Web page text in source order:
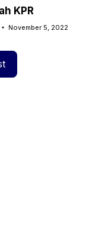
KPR
November 5, 2022